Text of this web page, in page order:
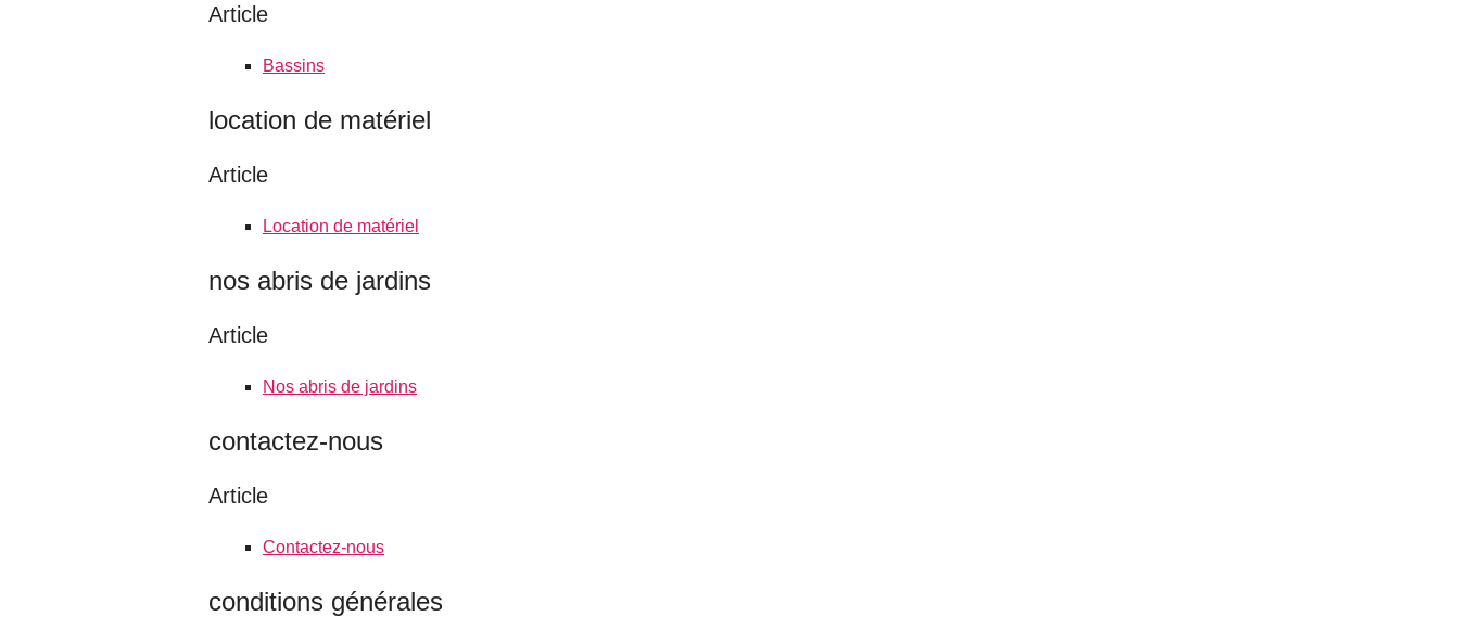
Article
Bassins
location de matériel
Article
Location de matériel
nos abris de jardins
Article
Nos abris de jardins
contactez-nous
Article
Contactez-nous
conditions générales